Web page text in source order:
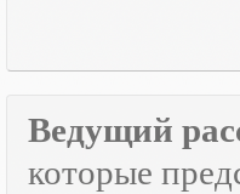
Ведущий
которые